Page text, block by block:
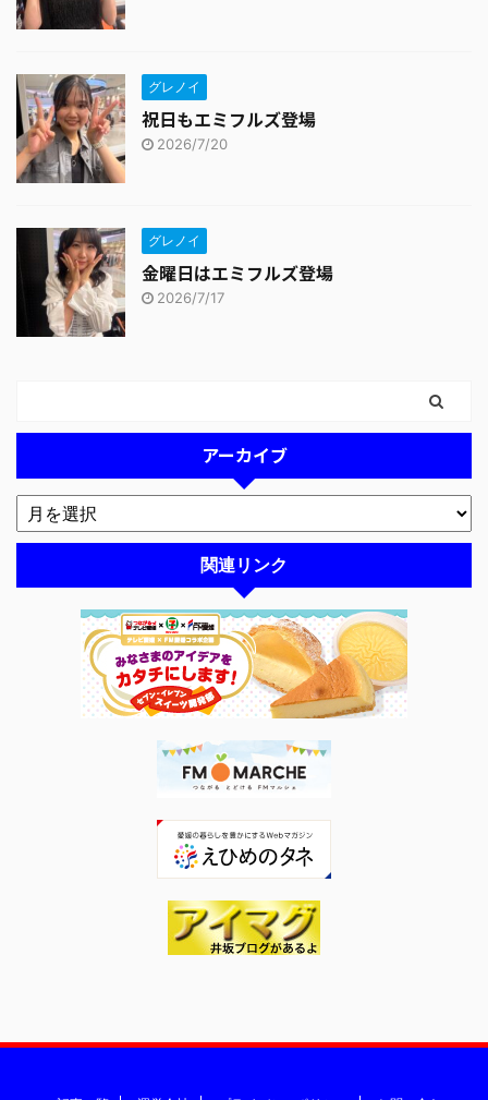
グレノイ
祝日もエミフルズ登場
2026/7/20
グレノイ
金曜日はエミフルズ登場
2026/7/17
アーカイブ
関連リンク